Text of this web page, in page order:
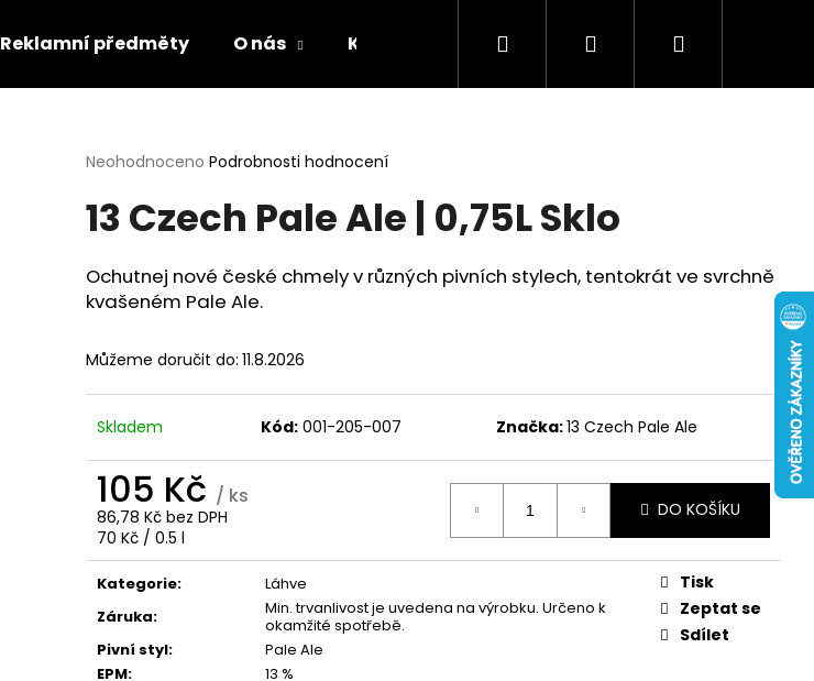
Reklamní předměty O nás Kontakt Pivovar Mazák
Hledat PřihlášeníNákupní
Průměrné
produktu
z
5
hvězdiček.
Neohodnoceno Podrobnosti hodnocení
13 Czech Pale Ale | 0,75L Sklo
Ochutnej nové české chmely v různých pivních stylech, tentokrát ve svrchně
kvašeném Pale Ale.
Můžeme doručit do: 11.8.2026
Skladem Kód: 001-205-007 Značka:13 Czech Pale Ale
105 Kč / ks
86,78 Kč bez DPH
Měrná
cena:
70 Kč / 0.5 l
DO KOŠÍKU
Kategorie:
Láhve
Záruka:
Min. trvanlivost je uvedena na výrobku. Určeno k
okamžité spotřebě.
Pivní styl:
Pale Ale
EPM:
13 %
Tisk
Zeptat se
Sdílet
HLEDAT
Následující
14 DOLCITA MODERN IPA | 0,5L
PLECHOVKA